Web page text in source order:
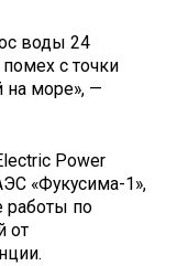
воды 24
помех с точки
на море», —
Power
«Фукусима-1»,
работы по
от